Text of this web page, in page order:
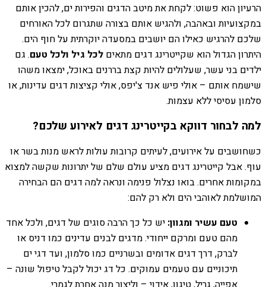
הרעיון הוא פשוט: לקחת את מיטב הדגים והפירות ים, להכין אותם
במקצועיות ובאהבה, ולהגיש אותם בצורה שתגרום לכל האורחים
שלכם להרגיש כאילו הם יושבים במסעדה יוקרתית על חוף הים.
היתרון הגדול הוא שקייטרינג דגים מתאים לכל גיל ולכל טעם. גם
ילדים בני עשר, שעלולים להיות קצת בררנים באוכל, ימצאו משהו
שישמח אותם – אולי פיש אנד צ'יפס, אולי קציצות דגים עדינות, או
סלמון עסיסי ללא עצמות.
למה לבחור דווקא בקייטרינג דגים לאירוע שלכם?
כשחושבים על אירועים, לעיתים קרובות עולות לראש מנות בשר או
עוף. אבל קייטרינג דגים מציע עולם שלם של יתרונות שקשה למצוא
במקומות אחרים. בואו נצלול פנימה ונראה למה דגים הם הבחירה
המושלמת לאוהבי הים ולא רק להם:
טעם עשיר ומגוון: יש כל כך הרבה סוגים של דגים, ולכל אחד
מהם טעם ומרקם ייחודי. מדגים לבנים עדינים כמו דניס או
לברק, דרך דגים אדומים ובשרניים כמו סלמון, ועד דגי ים
תיכוניים עם טעמים עמוקים. כל דג יכול לקבל טיפול שונה –